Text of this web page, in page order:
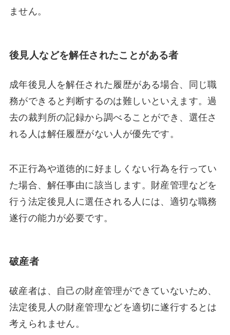
ません。
後見人などを解任されたことがある者
成年後見人を解任された履歴がある場合、同じ職
務ができると判断するのは難しいといえます。過
去の裁判所の記録から調べることができ、選任さ
れる人は解任履歴がない人が優先です。
不正行為や道徳的に好ましくない行為を行ってい
た場合、解任事由に該当します。財産管理などを
行う法定後見人に選任される人には、適切な職務
遂行の能力が必要です。
破産者
破産者は、自己の財産管理ができていないため、
法定後見人の財産管理などを適切に遂行するとは
考えられません。